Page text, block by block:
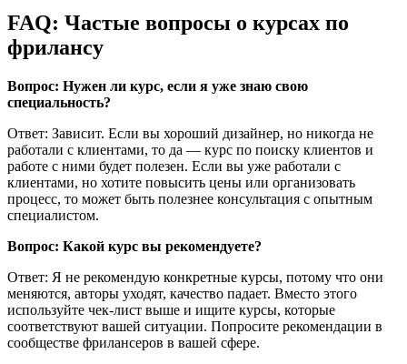
FAQ: Частые вопросы о курсах по
фрилансу
Вопрос: Нужен ли курс, если я уже знаю свою
специальность?
Ответ: Зависит. Если вы хороший дизайнер, но никогда не
работали с клиентами, то да — курс по поиску клиентов и
работе с ними будет полезен. Если вы уже работали с
клиентами, но хотите повысить цены или организовать
процесс, то может быть полезнее консультация с опытным
специалистом.
Вопрос: Какой курс вы рекомендуете?
Ответ: Я не рекомендую конкретные курсы, потому что они
меняются, авторы уходят, качество падает. Вместо этого
используйте чек-лист выше и ищите курсы, которые
соответствуют вашей ситуации. Попросите рекомендации в
сообществе фрилансеров в вашей сфере.